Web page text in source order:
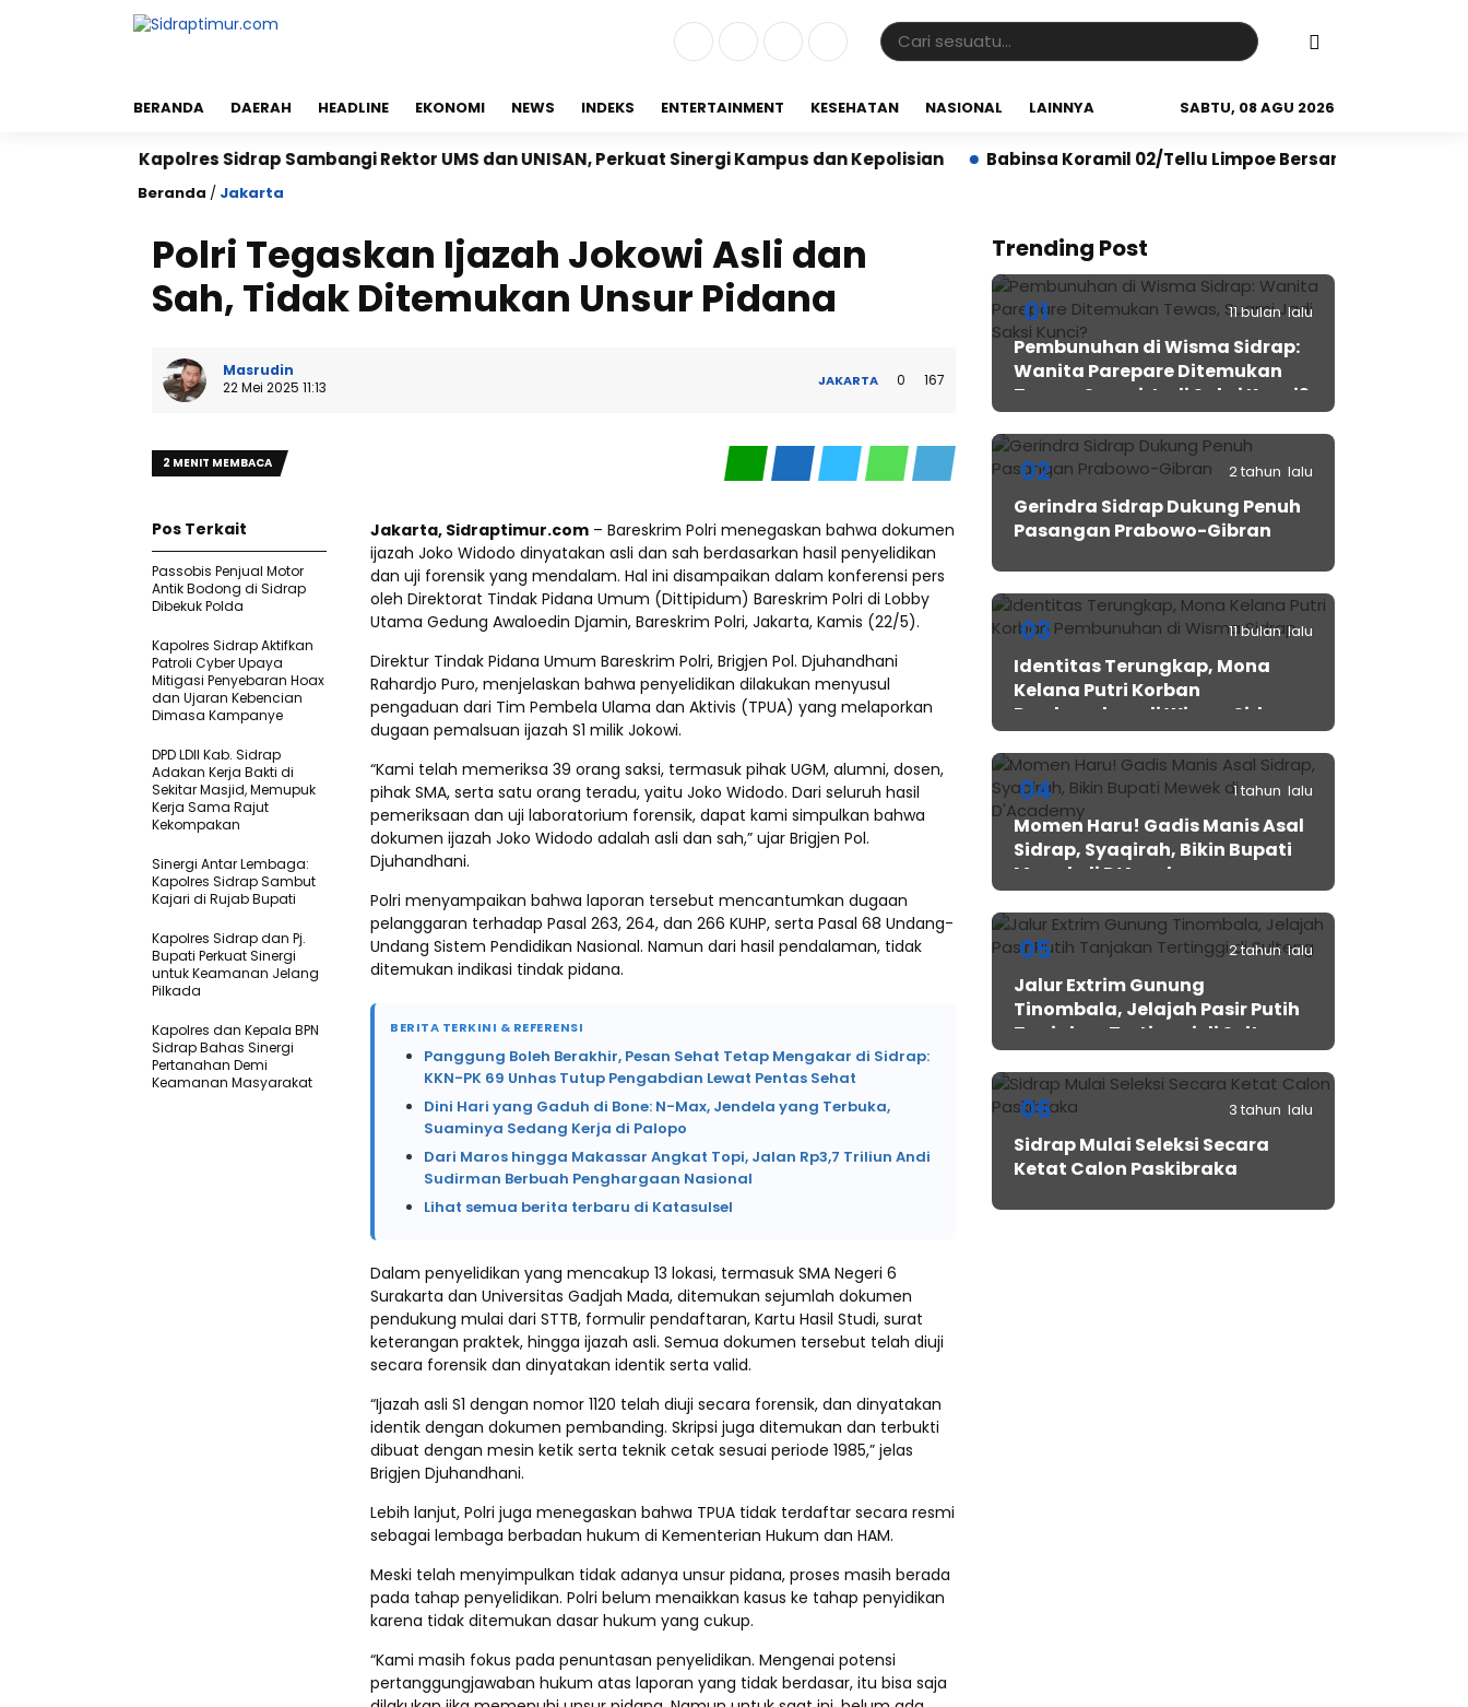
BERANDA DAERAH HEADLINE EKONOMI NEWS INDEKS ENTERTAINMENT KESEHATAN NASIONAL LAINNYA SABTU, 08 AGU 2026
Kapolres Sidrap Sambangi Rektor UMS dan UNISAN, Perkuat Sinergi Kampus dan Kepolisian Babinsa Koramil 02/Tellu Limpoe Bersama Warga Gelar Karya
Beranda / Jakarta
Polri Tegaskan Ijazah Jokowi Asli dan
Sah, Tidak Ditemukan Unsur Pidana
Masrudin
22 Mei 2025 11:13
JAKARTA 0 167
2 MENIT MEMBACA
Jakarta, Sidraptimur.com – Bareskrim Polri menegaskan bahwa dokumen
ijazah Joko Widodo dinyatakan asli dan sah berdasarkan hasil penyelidikan
dan uji forensik yang mendalam. Hal ini disampaikan dalam konferensi pers
oleh Direktorat Tindak Pidana Umum (Dittipidum) Bareskrim Polri di Lobby
Utama Gedung Awaloedin Djamin, Bareskrim Polri, Jakarta, Kamis (22/5).
Direktur Tindak Pidana Umum Bareskrim Polri, Brigjen Pol. Djuhandhani
Rahardjo Puro, menjelaskan bahwa penyelidikan dilakukan menyusul
pengaduan dari Tim Pembela Ulama dan Aktivis (TPUA) yang melaporkan
dugaan pemalsuan ijazah S1 milik Jokowi.
“Kami telah memeriksa 39 orang saksi, termasuk pihak UGM, alumni, dosen,
pihak SMA, serta satu orang teradu, yaitu Joko Widodo. Dari seluruh hasil
pemeriksaan dan uji laboratorium forensik, dapat kami simpulkan bahwa
dokumen ijazah Joko Widodo adalah asli dan sah,” ujar Brigjen Pol.
Djuhandhani.
Polri menyampaikan bahwa laporan tersebut mencantumkan dugaan
pelanggaran terhadap Pasal 263, 264, dan 266 KUHP, serta Pasal 68 Undang-
Undang Sistem Pendidikan Nasional. Namun dari hasil pendalaman, tidak
ditemukan indikasi tindak pidana.
BERITA TERKINI & REFERENSI
Panggung Boleh Berakhir, Pesan Sehat Tetap Mengakar di Sidrap:
KKN-PK 69 Unhas Tutup Pengabdian Lewat Pentas Sehat
Dini Hari yang Gaduh di Bone: N-Max, Jendela yang Terbuka,
Suaminya Sedang Kerja di Palopo
Dari Maros hingga Makassar Angkat Topi, Jalan Rp3,7 Triliun Andi
Sudirman Berbuah Penghargaan Nasional
Lihat semua berita terbaru di Katasulsel
Dalam penyelidikan yang mencakup 13 lokasi, termasuk SMA Negeri 6
Surakarta dan Universitas Gadjah Mada, ditemukan sejumlah dokumen
pendukung mulai dari STTB, formulir pendaftaran, Kartu Hasil Studi, surat
keterangan praktek, hingga ijazah asli. Semua dokumen tersebut telah diuji
secara forensik dan dinyatakan identik serta valid.
“Ijazah asli S1 dengan nomor 1120 telah diuji secara forensik, dan dinyatakan
identik dengan dokumen pembanding. Skripsi juga ditemukan dan terbukti
dibuat dengan mesin ketik serta teknik cetak sesuai periode 1985,” jelas
Brigjen Djuhandhani.
Lebih lanjut, Polri juga menegaskan bahwa TPUA tidak terdaftar secara resmi
sebagai lembaga berbadan hukum di Kementerian Hukum dan HAM.
Meski telah menyimpulkan tidak adanya unsur pidana, proses masih berada
pada tahap penyelidikan. Polri belum menaikkan kasus ke tahap penyidikan
karena tidak ditemukan dasar hukum yang cukup.
“Kami masih fokus pada penuntasan penyelidikan. Mengenai potensi
pertanggungjawaban hukum atas laporan yang tidak berdasar, itu bisa saja
Pos Terkait
Passobis Penjual Motor
Antik Bodong di Sidrap
Dibekuk Polda
Kapolres Sidrap Aktifkan
Patroli Cyber Upaya
Mitigasi Penyebaran Hoax
dan Ujaran Kebencian
Dimasa Kampanye
DPD LDII Kab. Sidrap
Adakan Kerja Bakti di
Sekitar Masjid, Memupuk
Kerja Sama Rajut
Kekompakan
Sinergi Antar Lembaga:
Kapolres Sidrap Sambut
Kajari di Rujab Bupati
Kapolres Sidrap dan Pj.
Bupati Perkuat Sinergi
untuk Keamanan Jelang
Pilkada
Kapolres dan Kepala BPN
Sidrap Bahas Sinergi
Pertanahan Demi
Keamanan Masyarakat
Trending Post
01 11 bulan lalu
Pembunuhan di Wisma Sidrap:
Wanita Parepare Ditemukan
Tewas, Suami Jadi Saksi Kunci?
02 2 tahun lalu
Gerindra Sidrap Dukung Penuh
Pasangan Prabowo-Gibran
03 11 bulan lalu
Identitas Terungkap, Mona
Kelana Putri Korban
Pembunuhan di Wisma Sidrap
04 1 tahun lalu
Momen Haru! Gadis Manis Asal
Sidrap, Syaqirah, Bikin Bupati
Mewek di D’Academy​
05 2 tahun lalu
Jalur Extrim Gunung
Tinombala, Jelajah Pasir Putih
Tanjakan Tertinggi di Sulteng
06 3 tahun lalu
Sidrap Mulai Seleksi Secara
Ketat Calon Paskibraka